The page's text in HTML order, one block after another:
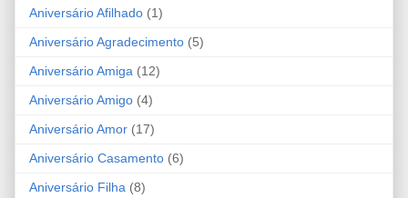
Aniversário Afilhado (1)
Aniversário Agradecimento (5)
Aniversário Amiga (12)
Aniversário Amigo (4)
Aniversário Amor (17)
Aniversário Casamento (6)
Aniversário Filha (8)